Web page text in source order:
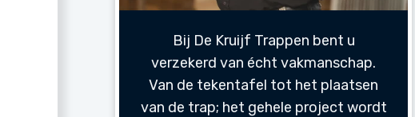
Bij De Kruijf Trappen bent u
verzekerd van écht vakmanschap.
Van de tekentafel tot het plaatsen
van de trap; het gehele project wordt